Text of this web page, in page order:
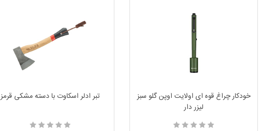
تبر ادلر اسکاوت با دسته مشکی قرمز
خودکار چراغ قوه ای اولایت اوپن گلو سبز
لیزر دار